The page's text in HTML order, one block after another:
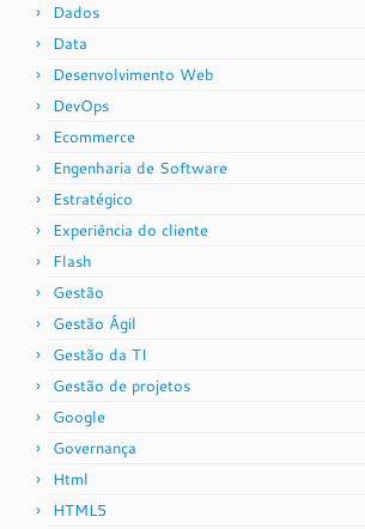
Dados
Data
Desenvolvimento Web
DevOps
Ecommerce
Engenharia de Software
Estratégico
Experiência do cliente
Flash
Gestão
Gestão Ágil
Gestão da TI
Gestão de projetos
Google
Governança
Html
HTML5